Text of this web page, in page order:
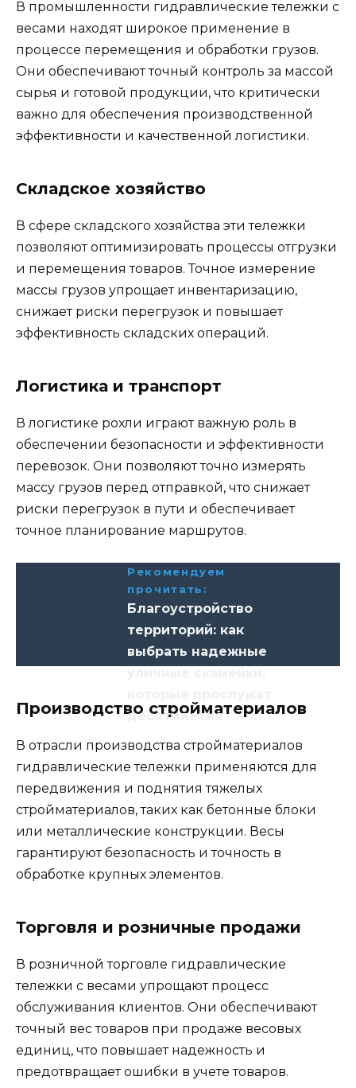
В промышленности гидравлические тележки с
весами находят широкое применение в
процессе перемещения и обработки грузов.
Они обеспечивают точный контроль за массой
сырья и готовой продукции, что критически
важно для обеспечения производственной
эффективности и качественной логистики.
Складское хозяйство
В сфере складского хозяйства эти тележки
позволяют оптимизировать процессы отгрузки
и перемещения товаров. Точное измерение
массы грузов упрощает инвентаризацию,
снижает риски перегрузок и повышает
эффективность складских операций.
Логистика и транспорт
В логистике рохли играют важную роль в
обеспечении безопасности и эффективности
перевозок. Они позволяют точно измерять
массу грузов перед отправкой, что снижает
риски перегрузок в пути и обеспечивает
точное планирование маршрутов.
Рекомендуем
прочитать:
Благоустройство
территорий: как
выбрать надежные
десятилетия
Производство стройматериалов
В отрасли производства стройматериалов
гидравлические тележки применяются для
передвижения и поднятия тяжелых
стройматериалов, таких как бетонные блоки
или металлические конструкции. Весы
гарантируют безопасность и точность в
обработке крупных элементов.
Торговля и розничные продажи
В розничной торговле гидравлические
тележки с весами упрощают процесс
обслуживания клиентов. Они обеспечивают
точный вес товаров при продаже весовых
единиц, что повышает надежность и
предотвращает ошибки в учете товаров.